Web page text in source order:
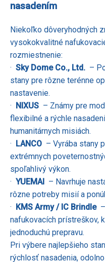
nasadením
Niekoľko dôveryhodných
vysokokvalitné
rozmiestnenie:
· Sky Dome Co., Ltd. –
stany pre rôzne terénne
nastavenie.
· NIXUS – Známy pre
flexibilné a rýchle
humanitárnych misiách.
· LANCO – Vyrába stany
extrémnych
spoľahlivý výkon.
· YUEMAI – Navrhuje
rôzne potreby misií a
· KMS Army / IC Brindle
nafukovacích prístreškov,
jednoduchú prepravu.
Pri výbere najlepšieho
rýchlosť nasadenia,